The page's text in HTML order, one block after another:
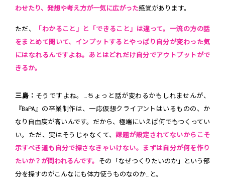
わせたり、発想や考え方が一気に広がった感覚があります。
ただ、
「わかること」と「できること」は違って。一流の方の話
をまとめて聞いて、インプットするとやっぱり自分が変わった気
にはなれるんですよね。あとはどれだけ自分でアウトプットがで
きるか。
三島： そうですよね。…ちょっと話が変わるかもしれませんが、
『BaPA』の卒業制作は、一応仮想クライアントはいるものの、か
なり自由度が高いんです。だから、極端にいえば何でもつくってい
い。ただ、実はそうじゃなくて、課題が設定されてないからこそ
示すべき道も自分で探さなきゃいけない。まずは自分が何を作り
たいか？が問われるんです。 その「なぜつくりたいのか」という部
分を探すのがこんなにも体力使うものなのか…と。